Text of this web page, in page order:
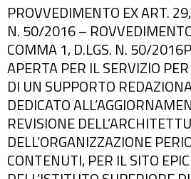
PROVVEDIMENTO EX ART.
N. 50/2016 –
COMMA 1, D.LGS. N. 50/
APERTA PER IL SERVIZIO
DI UN SUPPORTO
DEDICATO
REVISIONE
DELL’ORGANIZZAZIONE
CONTENUTI, PER IL SITO